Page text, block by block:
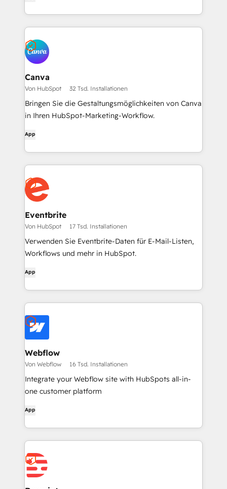
Canva
Von HubSpot 32 Tsd. Installationen
Bringen Sie die Gestaltungsmöglichkeiten von Canva
in Ihren HubSpot-Marketing-Workflow.
App
Eventbrite
Von HubSpot 17 Tsd. Installationen
Verwenden Sie Eventbrite-Daten für E-Mail-Listen,
Workflows und mehr in HubSpot.
App
Webflow
Von Webflow 16 Tsd. Installationen
Integrate your Webflow site with HubSpots all-in-
one customer platform
App